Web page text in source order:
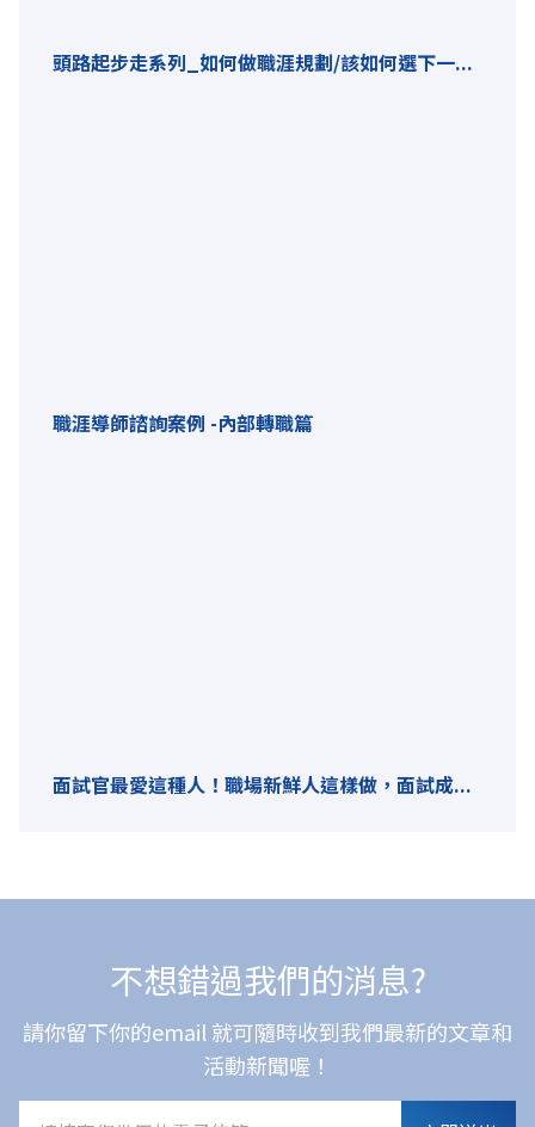
頭路起步走系列_如何做職涯規劃/該如何選下一...
職涯導師諮詢案例 -內部轉職篇
面試官最愛這種人！職場新鮮人這樣做，面試成...
不想錯過我們的消息?
請你留下你的email 就可隨時收到我們最新的文章和
活動新聞喔！